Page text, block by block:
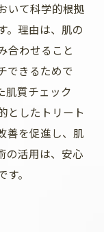
いて科学的根拠
。理由は、肌の
合わせること
できるためで
肌質チェック
としたトリート
善を促進し、肌
の活用は、安心
。